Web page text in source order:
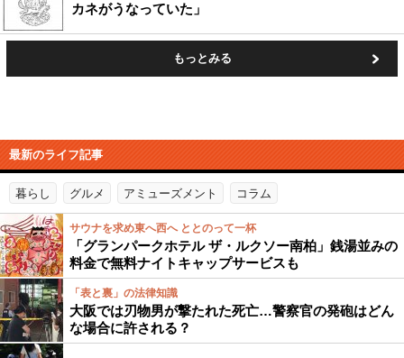
カネがうなっていた」
もっとみる
最新のライフ記事
暮らし グルメ アミューズメント コラム
サウナを求め東へ西へ ととのって一杯
「グランパークホテル ザ・ルクソー南柏」銭湯並みの
料金で無料ナイトキャップサービスも
「表と裏」の法律知識
大阪では刃物男が撃たれた死亡…警察官の発砲はどん
な場合に許される？